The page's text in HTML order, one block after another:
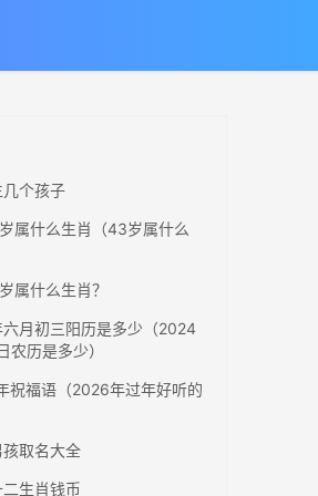
个孩子
属什么生肖（43岁属什么
属什么生肖？
六月初三阳历是多少（2024
历是多少）
祝福语（2026年过年好听的
取名大全
生肖钱币